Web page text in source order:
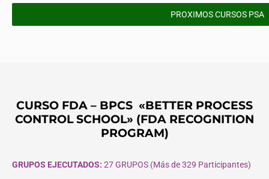
PROXIMOS CURSOS PSA
CURSO FDA – BPCS «BETTER PROCESS
CONTROL SCHOOL» (FDA RECOGNITION
PROGRAM)
GRUPOS EJECUTADOS: 27 GRUPOS (Más de 329 Participantes)